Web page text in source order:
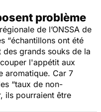
problème
de l’ONSSA de
“échantillons ont été
grands souks de la
l'appétit aux
aromatique. Car 7
“taux de non-
ils pourraient être